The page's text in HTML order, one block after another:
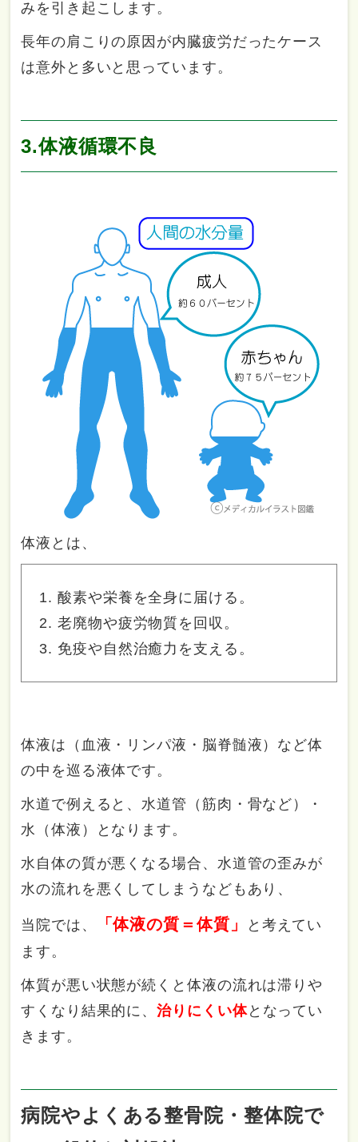
みを引き起こします。
長年の肩こりの原因が内臓疲労だったケース
は意外と多いと思っています。
3.体液循環不良
体液とは、
酸素や栄養を全身に届ける。
老廃物や疲労物質を回収。
免疫や自然治癒力を支える。
体液は（血液・リンパ液・脳脊髄液）など体
の中を巡る液体です。
水道で例えると、水道管（筋肉・骨など）・
水（体液）となります。
水自体の質が悪くなる場合、水道管の歪みが
水の流れを悪くしてしまうなどもあり、
当院では、 「体液の質＝体質」
と考えてい
ます。
体質が悪い状態が続くと体液の流れは滞りや
すくなり結果的に、治りにくい体となってい
きます。
病院やよくある整骨院・整体院で